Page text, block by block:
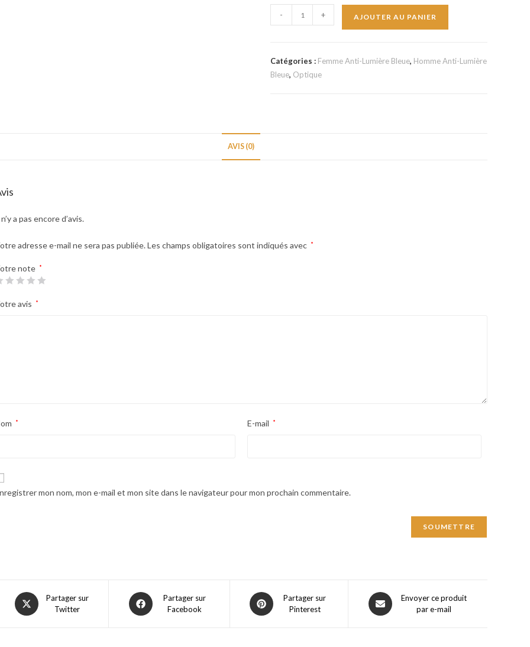
de
Unisexe
- + AJOUTER AU PANIER
Catégories : Femme Anti-Lumière Bleue, Homme Anti-Lumière
Bleue, Optique
AVIS (0)
a pas encore d’avis.
adresse e-mail ne sera pas publiée.Les champs obligatoires sont indiqués avec *
note *
avis *
* E-mail *
mon nom, mon e-mail et mon site dans le navigateur pour mon prochain commentaire.
Opens
in
Partager sur
Twitter
Opens
in
Partager sur
Facebook
Opens
in
Partager sur
Pinterest
Opens
in
Envoyer ce produit
par e-mail